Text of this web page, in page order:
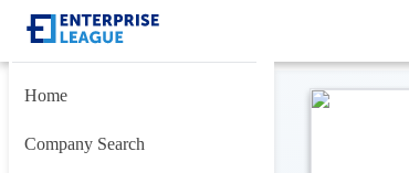
Home
Company Search